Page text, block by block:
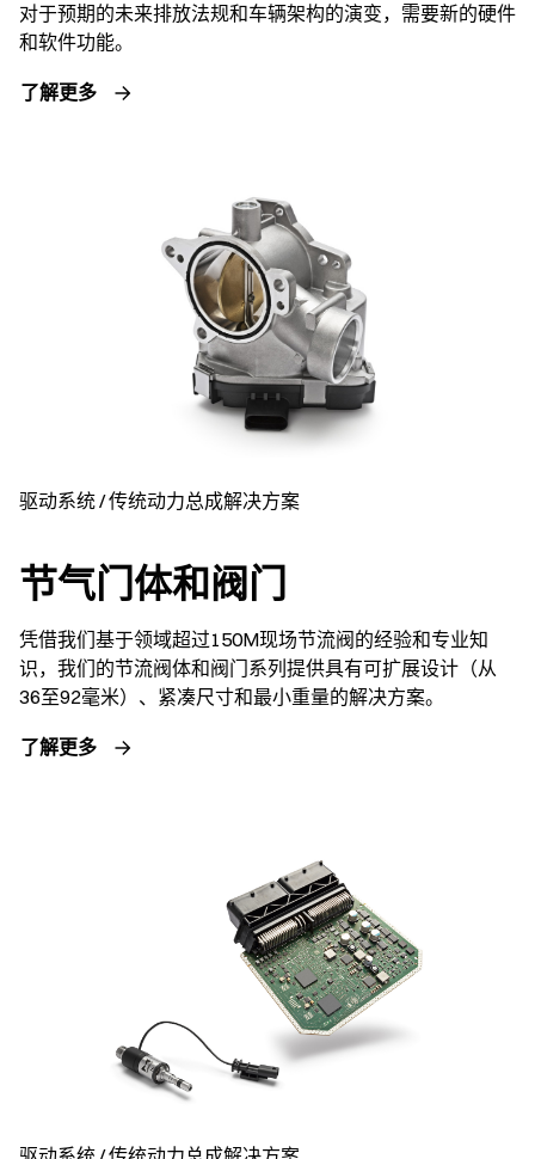
对于预期的未来排放法规和车辆架构的演变，需要新的硬件
和软件功能。
了解更多
驱动系统 / 传统动力总成解决方案
节气门体和阀门
凭借我们基于领域超过150M现场节流阀的经验和专业知
识，我们的节流阀体和阀门系列提供具有可扩展设计（从
36至92毫米）、紧凑尺寸和最小重量的解决方案。
了解更多